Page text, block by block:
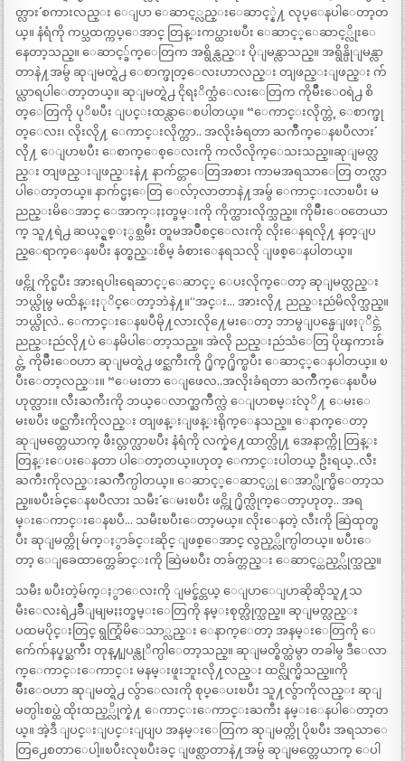
တ္လား´´ စကားလည္း ေျပာ ေဆာင့္လည္းေဆာင့္နဲ႔ လုပ္ေနပါေတာ့တ
ယ္။ နံရံကို ကပ္သထက္ကပ္ေအာင္ တြန္းကပ္ထားၿပီး ေဆာင့္ေဆာင့္လိုးေ
နေတာ့သည္။ ေဆာင့္ခ်က္ေတြက အရွိန္လည္း ပိုျမန္လာသည္။ အရွိန္ပိုျမန္လာ
တာနဲ႔အမွ် ဆုျမတ္ရဲ႕ ေစာက္ဖုတ္ေလးဟာလည္း တျဖည္းျဖည္း က်
ယ္လာရပါေတာ့တယ္။ ဆုျမတ္ရဲ႕ ငိုရႈိက္သံေလးေတြက ကိုမ်ိဳးေ၀ရဲ႕ စိ
တ္ေတြကို ပုိၿပီး ျပင္းထန္လာေစပါတယ္။ “ေကာင္းလိုက္တဲ့ ေစာက္ဖု
တ္ေလး၊ လိုးလို႔ ေကာင္းလိုက္တာ.. အလိုးခံရတာ ႀကိဳက္ေနၿပီလား´´
လို႔ ေျပာၿပီး ေစာက္ေစ့ေလးကို ကလိလိုက္ေသးသည္။ဆုျမတ္လ
ည္း တျဖည္းျဖည္းနဲ႔ နာက်င္တာေတြအစား ကာမအရသာေတြ တက္လာ
ပါေတာ့တယ္။ နာက်င္မႈေတြ ေလ်ာ့လာတာနဲ႔အမွ် ေကာင္းလာၿပီး မ
ညည္းမိေအာင္ ေအာက္ႏႈတ္ခမ္းကို ကိုက္ထားလိုက္သည္။ ကိုမ်ိဳးေ၀တေယာ
က္ သူ႔ရဲ႕ ဆယ့္ရွစ္ႏွစ္သမီး တူမအပ်ိဳစင္ေလးကို လိုးေနရလို႔ နတ္ျပ
ည္ေရာက္ေနၿပီး နတ္စည္းစိမ္ ခံစားေနရသလို ျဖစ္ေနပါတယ္။
ဖင္ကို ကိုင္ၿပီး အားရပါးရေဆာင့္ေဆာင့္ ေပးလိုက္ေတာ့ ဆုျမတ္လည္း
ဘယ္လိုမွ မထိန္းႏုိင္ေတာ့ဘဲနဲ႔။“အင္း… အားလို႔ ညည္းညဴမိလိုက္သည္။
ဘယ္လိုလဲ.. ေကာင္းေနၿပီမို႔လားလို႔ေမးေတာ့ ဘာမွျပန္မေျဖႏုိင္ဘဲ
ညည္းညဴလို႔ပဲ ေနမိပါေတာ့သည္။ အဲလို ညည္းညဴသံေတြ ပိုၾကားခ်
င္တဲ့ ကိုမ်ိဳးေ၀ဟာ ဆုျမတ္ရဲ႕ ဖင္ႀကီးကို ႐ိုက္႐ိုက္ၿပီး ေဆာင့္ေနပါတယ္။ ၿ
ပီးေတာ့လည္း။ “ေမးတာ ေျဖေလ..အလိုးခံရတာ ႀကိဳက္ေနၿပီမ
ဟုတ္လား။ လီးႀကီးကို ဘယ္ေလာက္ႀကိဳက္လဲ ေျပာစမ္း´´လုိ႔ ေမးေ
မးၿပီး ဖင္ႀကီးကိုလည္း တျဖန္းျဖန္းရိုက္ေနသည္။ ေနာက္ေတာ့
ဆုျမတ္တေယာက္ ဖီးလ္တက္လာၿပီး နံရံကို လက္နဲ႔ေထာက္လို႔ အေနာက္ကို တြန္း
တြန္းေပးေနတာ ပါေတာ့တယ္။ဟုတ္ ေကာင္းပါတယ္ ဦးရယ္..လီး
ႀကီးကိုလည္းႀကိဳက္ပါတယ္။ ေဆာင့္ေဆာင့္ဟု ေအာ္လိုက္မိေတာ့သ
ည္။ၿပီးခ်င္ေနၿပီလား သမီး´´ ေမးၿပီး ဖင္ကို ႐ိုက္လိုက္ေတာ့ဟုတ္.. အရ
မ္းေကာင္းေနၿပီ… သမီးၿပီးေတာ့မယ္။ လိုးေနတဲ့ လီးကို ဆြဲထုတ္ၿ
ပီး ဆုျမတ္ကို မ်က္ႏွာခ်င္းဆိုင္ ျဖစ္ေအာင္ လွည့္လိုက္ပါတယ္။ ၿပီးေ
တာ့ ေျခေထာက္တေခ်ာင္းကို ဆြဲမၿပီး တခ်က္တည္း ေဆာင့္ထည့္လိုက္သည္။
သမီး ၿပီးတဲ့မ်က္ႏွာေလးကို ျမင္ခ်င္တယ္ ေျပာေျပာဆိုဆိုသူ႔သ
မီးေလးရဲ႕ခ်ိဳျမျမႏႈတ္ခမ္းေတြကို နမ္းစုတ္လိုက္သည္။ ဆုျမတ္လည္း
ပထမပိုင္းတြင္ ရွက္ရြံမိေသာ္လည္း ေနာက္ေတာ့ အနမ္းေတြကို ေ
က်ေက်နပ္နပ္ႀကီး တုန္႔ျပန္လုိက္ပါေတာ့သည္။ ဆုျမတ္စိတ္ထဲမွာ တခါမွ ဒီေလာ
က္ေကာင္းေကာင္း မနမ္းဖူးဘူးလို႔လည္း ထင္လိုက္မိသည္။ကို
မ်ိဳးေ၀ဟာ ဆုျမတ္ရဲ႕ လွ်ာေလးကို စုပ္ေပးၿပီး သူ႔လွ်ာကိုလည္း ဆုျ
မတ္ပါးစပ္ထဲ ထိုးထည့္လိုက္နဲ႔ ေကာင္းေကာင္းႀကီး နမ္းေနပါေတာ့တ
ယ္။ အဲ့ဒီ ျပင္းျပင္းျပျပ အနမ္းေတြက ဆုျမတ္ကို ပိုၿပီး အရသာေ
တြ႕ေစတာေပါ့။ၿပီးလုၿပီးခင္ ျဖစ္လာတာနဲ႔အမွ် ဆုျမတ္တေယာက္ ေပါ